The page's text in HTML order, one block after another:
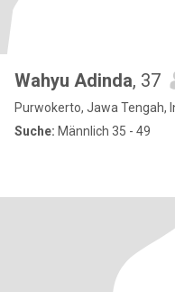
Wahyu Adinda, 37
Purwokerto, Jawa Tengah,
Suche: Männlich 35 - 49